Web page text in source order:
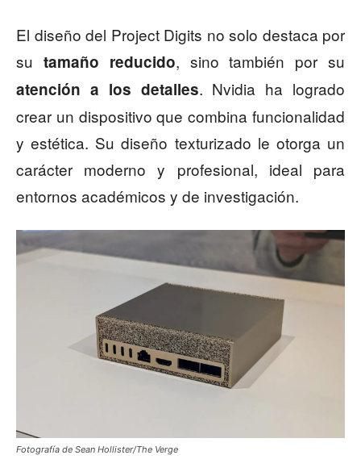
El diseño del Project Digits no solo destaca por
su tamaño reducido, sino también por su
atención a los detalles. Nvidia ha logrado
crear un dispositivo que combina funcionalidad
y estética. Su diseño texturizado le otorga un
carácter moderno y profesional, ideal para
entornos académicos y de investigación.
Fotografía de Sean Hollister/The Verge